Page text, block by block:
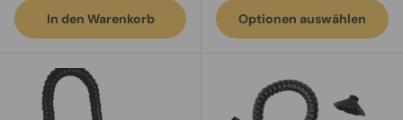
In den Warenkorb Optionen auswählen